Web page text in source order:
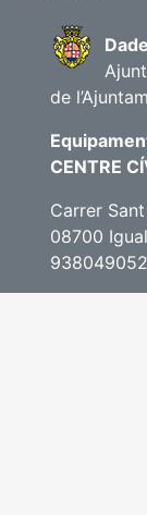
de
CENTRE
Carrer
08700
938049052